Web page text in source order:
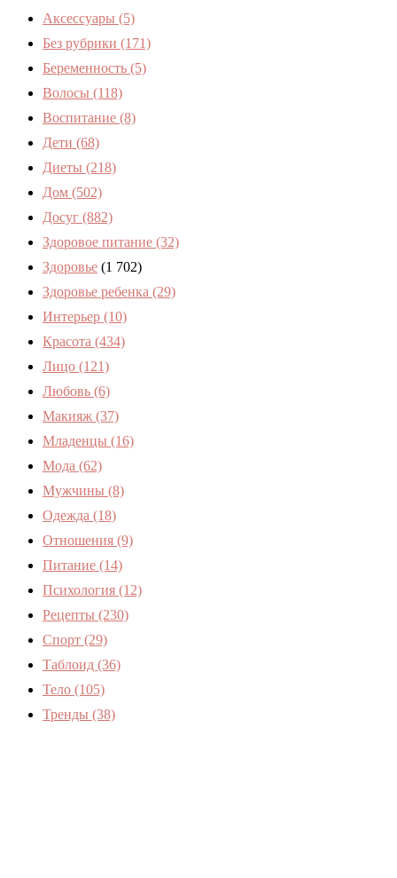
Аксессуары (5)
Без рубрики (171)
Беременность (5)
Волосы (118)
Воспитание (8)
Дети (68)
Диеты (218)
Дом (502)
Досуг (882)
Здоровое питание (32)
Здоровье (1 702)
Здоровье ребенка (29)
Интерьер (10)
Красота (434)
Лицо (121)
Любовь (6)
Макияж (37)
Младенцы (16)
Мода (62)
Мужчины (8)
Одежда (18)
Отношения (9)
Питание (14)
Психология (12)
Рецепты (230)
Спорт (29)
Таблоид (36)
Тело (105)
Тренды (38)